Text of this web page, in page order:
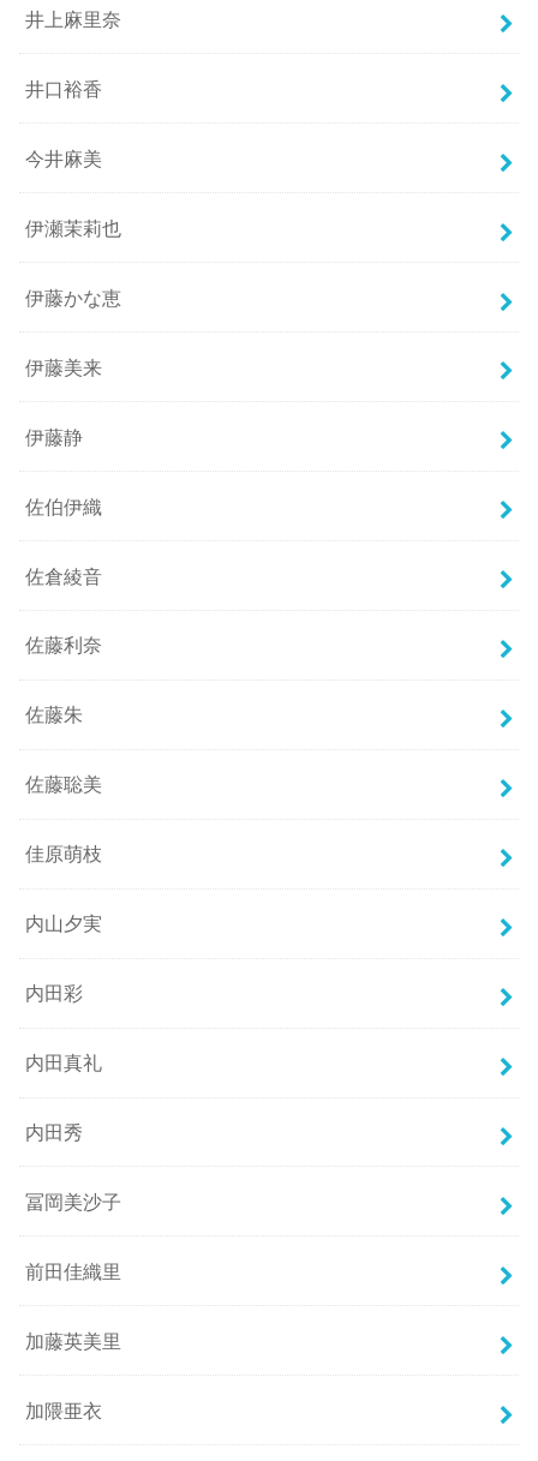
井上麻里奈
井口裕香
今井麻美
伊瀬茉莉也
伊藤かな恵
伊藤美来
伊藤静
佐伯伊織
佐倉綾音
佐藤利奈
佐藤朱
佐藤聡美
佳原萌枝
内山夕実
内田彩
内田真礼
内田秀
冨岡美沙子
前田佳織里
加藤英美里
加隈亜衣